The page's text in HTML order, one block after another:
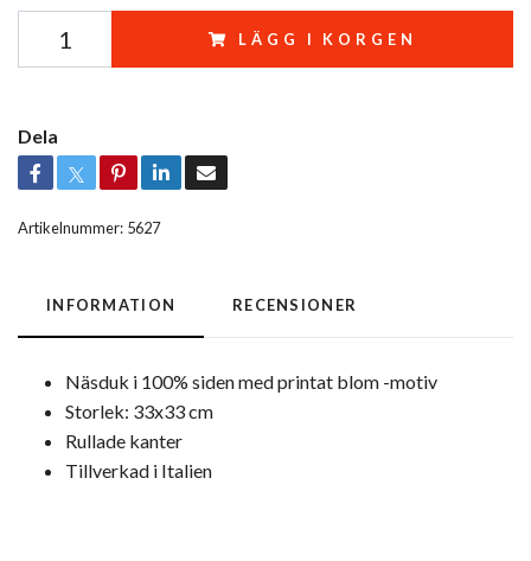
LÄGG I KORGEN
Dela
Artikelnummer: 5627
INFORMATION RECENSIONER
Näsduk i 100% siden med printat blom -motiv
Storlek: 33x33 cm
Rullade kanter
Tillverkad i Italien